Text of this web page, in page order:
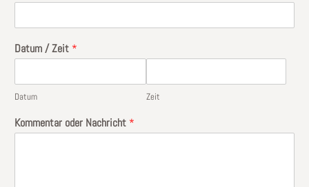
Datum / Zeit *
Datum Zeit
Kommentar oder Nachricht *